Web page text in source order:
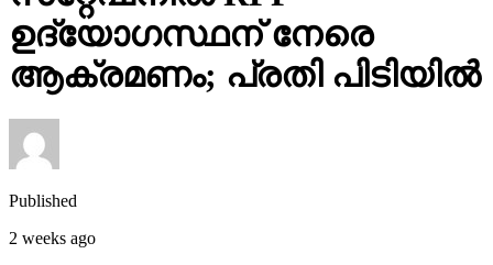
ഉദ്യോഗസ്ഥന് നേരെ
ആക്രമണം; പ്രതി പിടിയിൽ
Published
2 weeks ago